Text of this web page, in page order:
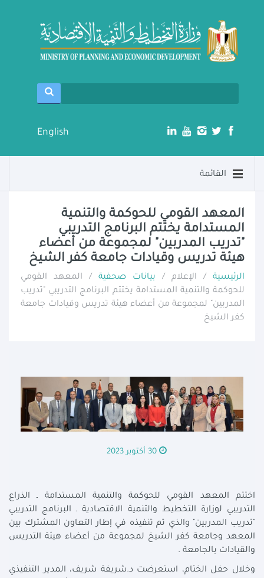
English
القائمة
المعهد القومي للحوكمة والتنمية
المستدامة يختتم البرنامج التدريبي
"تدريب المدربين" لمجموعة من أعضاء
هيئة تدريس وقيادات جامعة كفر الشيخ
الرئيسية / الإعلام / بيانات صحفية / المعهد القومي
للحوكمة والتنمية المستدامة يختتم البرنامج التدريبي "تدريب
المدربين" لمجموعة من أعضاء هيئة تدريس وقيادات جامعة
كفر الشيخ
30 أكتوبر 2023
اختتم المعهد القومي للحوكمة والتنمية المستدامة ـ الذراع
التدريبي لوزارة التخطيط والتنمية الاقتصادية ـ البرنامج التدريبي
"تدريب المدربين" والذي تم تنفيذه في إطار التعاون المشترك بين
المعهد وجامعة كفر الشيخ لمجموعة من أعضاء هيئة التدريس
والقيادات بالجامعة .
وخلال حفل الختام، استعرضت د.شريفة شريف، المدير التنفيذي